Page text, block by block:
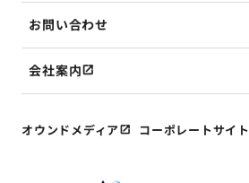
お問い合わせ
会社案内
オウンドメディア コーポレートサイト